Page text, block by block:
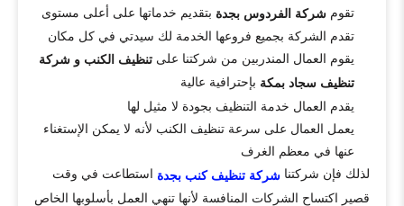
تقوم شركة الفردوس بجدة بتقديم خدماتها على أعلى مستوى
تقدم الشركة بجميع فروعها الخدمة لك سيدتي في كل مكان
يقوم العمال المندربين من شركتنا على تنظيف الكنب و شركة
تنظيف سجاد بمكة بإحترافية عالية
يقدم العمال خدمة التنظيف بجودة لا مثيل لها
يعمل العمال على سرعة تنظيف الكنب لأنه لا يمكن الإستغناء
عنها في معظم الغرف
لذلك فإن شركتنا شركة تنظيف كنب بجدة استطاعت في وقت
قصير اكتساح الشركات المنافسة لأنها تنهي العمل بأسلوبها الخاص